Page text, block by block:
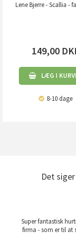
Lene Bjerre - Scallia -
149,00
LÆG I
8-10 dage
Det
Super fantastisk
firma - som er til at